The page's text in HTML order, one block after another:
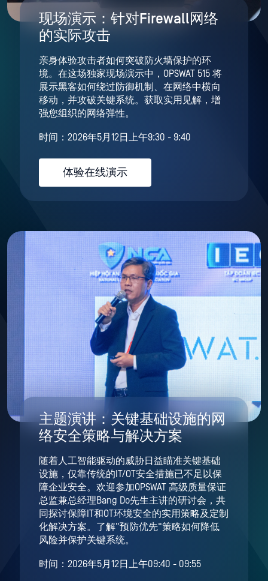
现场演示：针对Firewall网络
的实际攻击
亲身体验攻击者如何突破防火墙保护的环
境。在这场独家现场演示中，OPSWAT 515 将
展示黑客如何绕过防御机制、在网络中横向
移动，并攻破关键系统。获取实用见解，增
强您组织的网络弹性。
时间：2026年5月12日上午9:30 - 9:40
体验在线演示
主题演讲：关键基础设施的网
络安全策略与解决方案
随着人工智能驱动的威胁日益瞄准关键基础
设施，仅靠传统的IT/OT安全措施已不足以保
障企业安全。欢迎参加OPSWAT 高级质量保证
总监兼总经理Bang Do先生主讲的研讨会，共
同探讨保障IT和OT环境安全的实用策略及定制
化解决方案。了解“预防优先”策略如何降低
风险并保护关键系统。
时间：2026年5月12日上午09:40 - 09:55